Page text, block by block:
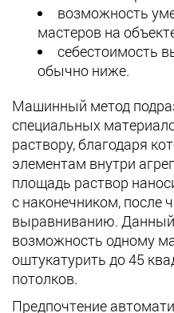
возможность
мастеров на
себестоимость
обычно ниже.
Машинный метод
специальных
раствору, благодаря
элементам внутри
площадь раствор
с наконечником, после
выравниванию. Данный
возможность одному
оштукатурить до 45
потолков.
Предпочтение